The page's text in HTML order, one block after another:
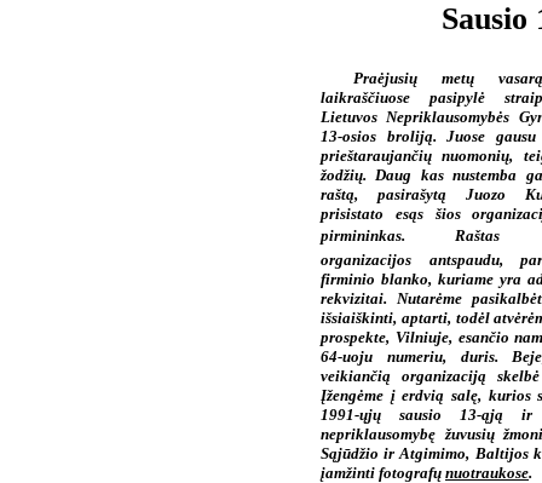
Praėjusių metų
laikraščiuose pasipylė
Lietuvos Nepriklausomybės
13-osios broliją. Juose
prieštaraujančių nuomonių,
žodžių. Daug kas nustemba
raštą, pasirašytą Juozo
prisistato esąs šios
pirmininkas. Raštas
organizacijos antspaudu,
firminio blanko, kuriame yra
rekvizitai. Nutarėme
išsiaiškinti, aptarti, todėl
prospekte, Vilniuje, esančio
64-uoju numeriu, duris.
veikiančią organizaciją
Įžengėme į erdvią salę, kurios
1991-ųjų sausio 13-ąją
nepriklausomybę žuvusių
Sąjūdžio ir Atgimimo, Baltijos
įamžinti fotografų nuotraukose.